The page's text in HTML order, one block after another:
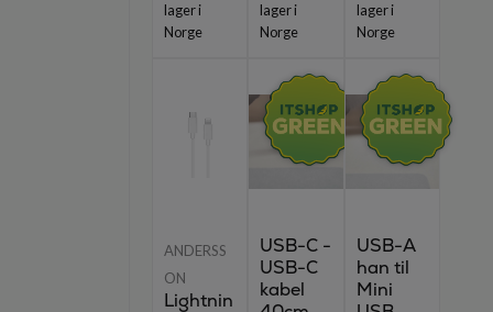
lager i
Norge
lager i
Norge
lager i
Norge
ANDERSS
ON
Lightnin
USB-C -
USB-C
kabel
USB-A
han til
Mini